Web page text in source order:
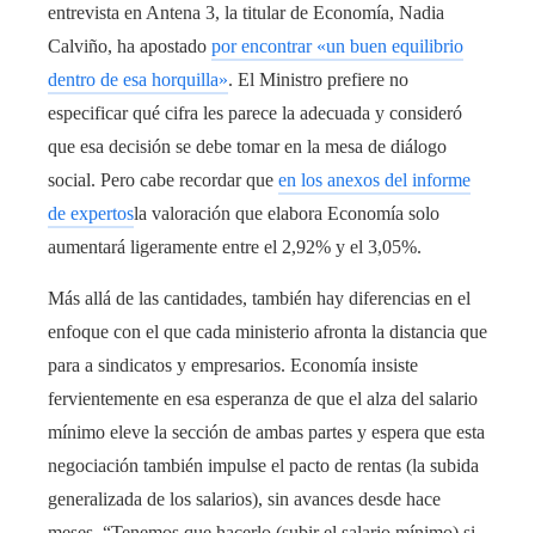
entrevista en Antena 3, la titular de Economía, Nadia
Calviño, ha apostado por encontrar «un buen equilibrio
dentro de esa horquilla». El Ministro prefiere no
especificar qué cifra les parece la adecuada y consideró
que esa decisión se debe tomar en la mesa de diálogo
social. Pero cabe recordar que en los anexos del informe
de expertosla valoración que elabora Economía solo
aumentará ligeramente entre el 2,92% y el 3,05%.
Más allá de las cantidades, también hay diferencias en el
enfoque con el que cada ministerio afronta la distancia que
para a sindicatos y empresarios. Economía insiste
fervientemente en esa esperanza de que el alza del salario
mínimo eleve la sección de ambas partes y espera que esta
negociación también impulse el pacto de rentas (la subida
generalizada de los salarios), sin avances desde hace